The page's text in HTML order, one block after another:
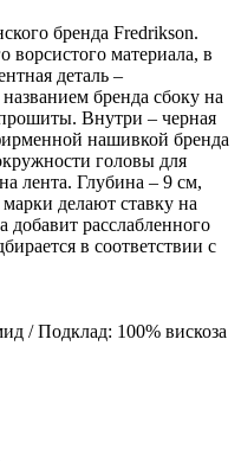
бренда Fredrikson.
материала, в
деталь –
бренда сбоку на
Внутри – черная
нашивкой бренда
головы для
лента. Глубина – 9 см,
делают ставку на
расслабленного
в соответствии с
/ Подклад: 100% вискоза